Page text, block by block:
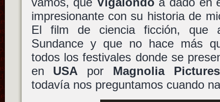
impresionante con su historia de
El film de ciencia ficción, que
Sundance y que no hace más
todos los festivales donde se
en USA por Magnolia Pictures
todavía nos preguntamos cuando